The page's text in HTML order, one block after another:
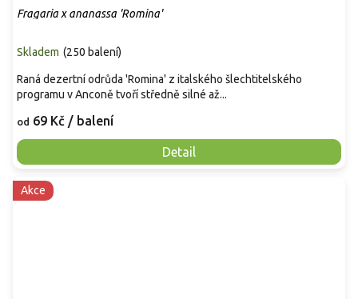
Fragaria x ananassa 'Romina'
Skladem (250 balení)
od 69 Kč / balení
Detail
Raná dezertní odrůda 'Romina' z italského šlechtitelského
programu v Anconě tvoří středně silné až...
Akce